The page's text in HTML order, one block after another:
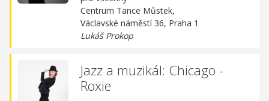
Centrum Tance Můstek,
Václavské náměstí 36, Praha 1
Lukáš Prokop
Jazz a muzikál: Chicago -
Roxie